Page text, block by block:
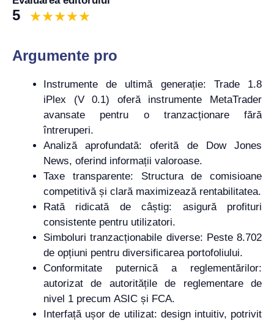
5
Argumente pro
Instrumente de ultimă generație: Trade 1.8
iPlex (V 0.1) oferă instrumente MetaTrader
avansate pentru o tranzacționare fără
întreruperi.
Analiză aprofundată: oferită de Dow Jones
News, oferind informații valoroase.
Taxe transparente: Structura de comisioane
competitivă și clară maximizează rentabilitatea.
Rată ridicată de câștig: asigură profituri
consistente pentru utilizatori.
Simboluri tranzacționabile diverse: Peste 8.702
de opțiuni pentru diversificarea portofoliului.
Conformitate puternică a reglementărilor:
autorizat de autoritățile de reglementare de
nivel 1 precum ASIC și FCA.
Interfață ușor de utilizat: design intuitiv, potrivit